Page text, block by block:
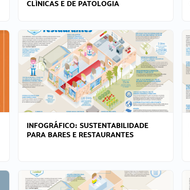
CLÍNICAS E DE PATOLOGIA
INFOGRÁFICO: SUSTENTABILIDADE
PARA BARES E RESTAURANTES